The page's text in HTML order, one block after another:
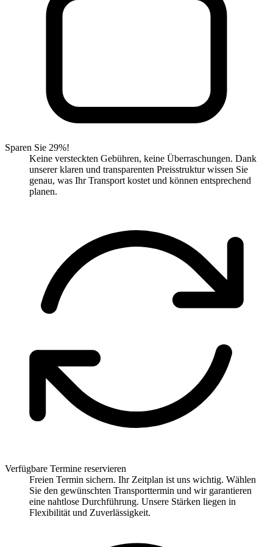
Sparen Sie 29%!
Keine versteckten Gebühren, keine Überraschungen. Dank
unserer klaren und transparenten Preisstruktur wissen Sie
genau, was Ihr Transport kostet und können entsprechend
planen.
Verfügbare Termine reservieren
Freien Termin sichern. Ihr Zeitplan ist uns wichtig. Wählen
Sie den gewünschten Transporttermin und wir garantieren
eine nahtlose Durchführung. Unsere Stärken liegen in
Flexibilität und Zuverlässigkeit.